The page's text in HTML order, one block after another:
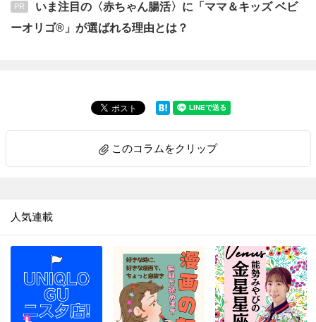
PR
いま注目の〈赤ちゃん腸活〉に「ママ＆キッズ ベビ
ーオリゴ®」が選ばれる理由とは？
このコラムをクリップ
人気連載